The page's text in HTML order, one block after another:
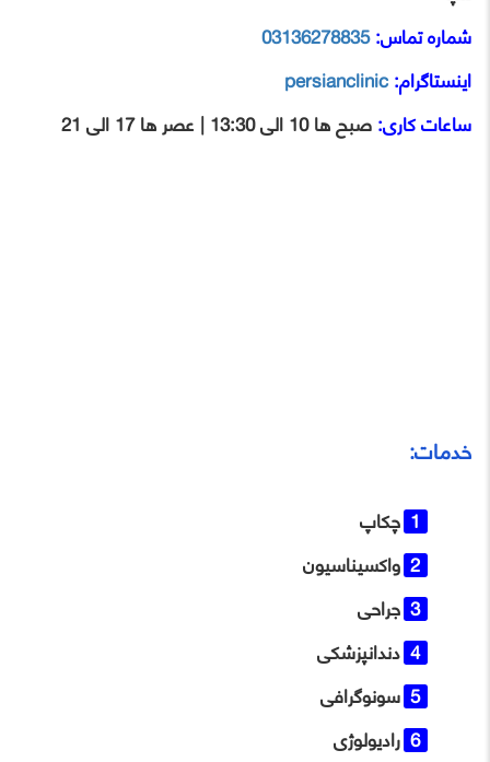
شماره تماس:03136278835
اینستاگرام:persianclinic
ساعات کاری:صبح ها 10 الی 13:30 | عصر ها 17 الی 21
خدمات:
چکاپ
واکسیناسیون
جراحی
دندانپزشکی
سونوگرافی
رادیولوژی